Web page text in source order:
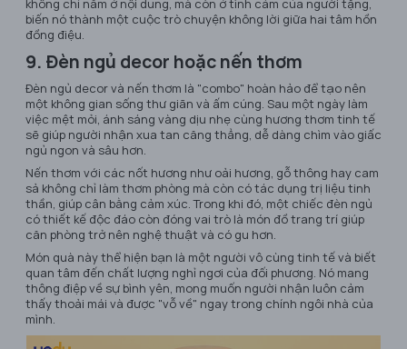
không chỉ nằm ở nội dung, mà còn ở tình cảm của người tặng,
biến nó thành một cuộc trò chuyện không lời giữa hai tâm hồn
đồng điệu.
9. Đèn ngủ decor hoặc nến thơm
Đèn ngủ decor và nến thơm là "combo" hoàn hảo để tạo nên
một không gian sống thư giãn và ấm cúng. Sau một ngày làm
việc mệt mỏi, ánh sáng vàng dịu nhẹ cùng hương thơm tinh tế
sẽ giúp người nhận xua tan căng thẳng, dễ dàng chìm vào giấc
ngủ ngon và sâu hơn.
Nến thơm với các nốt hương như oải hương, gỗ thông hay cam
sả không chỉ làm thơm phòng mà còn có tác dụng trị liệu tinh
thần, giúp cân bằng cảm xúc. Trong khi đó, một chiếc đèn ngủ
có thiết kế độc đáo còn đóng vai trò là món đồ trang trí giúp
căn phòng trở nên nghệ thuật và có gu hơn.
Món quà này thể hiện bạn là một người vô cùng tinh tế và biết
quan tâm đến chất lượng nghỉ ngơi của đối phương. Nó mang
thông điệp về sự bình yên, mong muốn người nhận luôn cảm
thấy thoải mái và được "vỗ về" ngay trong chính ngôi nhà của
mình.